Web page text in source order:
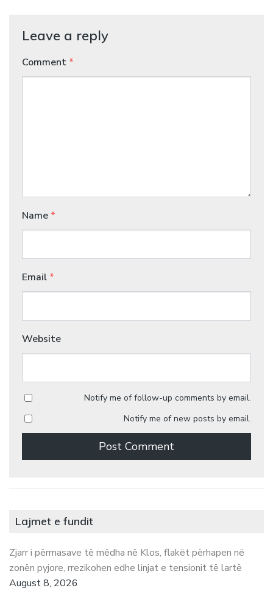
Leave a reply
Comment *
Name *
Email *
Website
Notify me of follow-up comments by email.
Notify me of new posts by email.
Lajmet e fundit
Zjarr i përmasave të mëdha në Klos, flakët përhapen në
zonën pyjore, rrezikohen edhe linjat e tensionit të lartë
August 8, 2026